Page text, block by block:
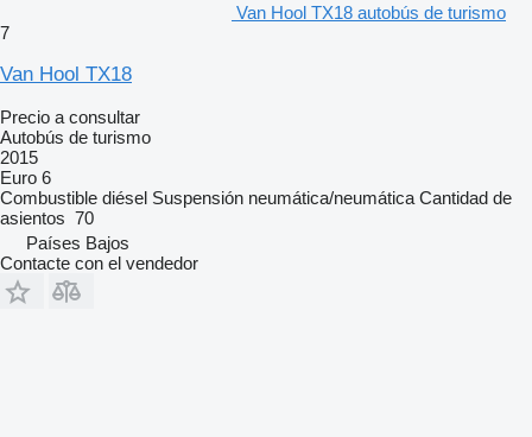
Van Hool TX18 autobús de turismo
7
Van Hool TX18
Precio a consultar
Autobús de turismo
2015
Euro 6
Combustible diésel Suspensión neumática/neumática Cantidad de
asientos 70
Países Bajos
Contacte con el vendedor